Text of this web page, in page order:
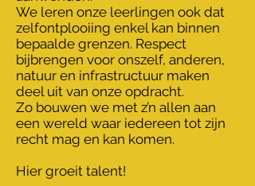
We leren onze leerlingen ook dat
zelfontplooiing enkel kan binnen
bepaalde grenzen. Respect
bijbrengen voor onszelf, anderen,
natuur en infrastructuur maken
deel uit van onze opdracht.
Zo bouwen we met z’n allen aan
een wereld waar iedereen tot zijn
recht mag en kan komen.
Hier groeit talent!